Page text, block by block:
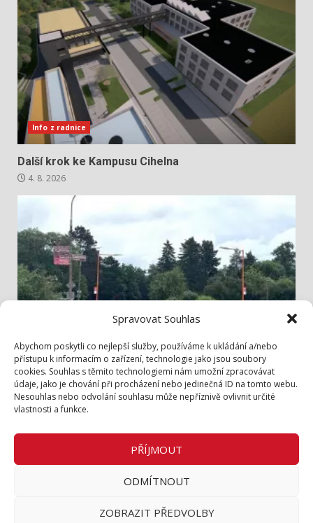
Spravovat Souhlas
Abychom poskytli co nejlepší služby, používáme k ukládání a/nebo
přístupu k informacím o zařízení, technologie jako jsou soubory
cookies. Souhlas s těmito technologiemi nám umožní zpracovávat
údaje, jako je chování při procházení nebo jedinečná ID na tomto webu.
Nesouhlas nebo odvolání souhlasu může nepříznivě ovlivnit určité
vlastnosti a funkce.
PŘÍJMOUT
ODMÍTNOUT
ZOBRAZIT PŘEDVOLBY
Info z radnice
Další krok ke Kampusu Cihelna
4. 8. 2026
Bezpečněji přes Lidickou
3. 8. 2026
Zásady cookies (EU)
Zásady ochrany osobních údajů
Inzerce v tištěném periodiku